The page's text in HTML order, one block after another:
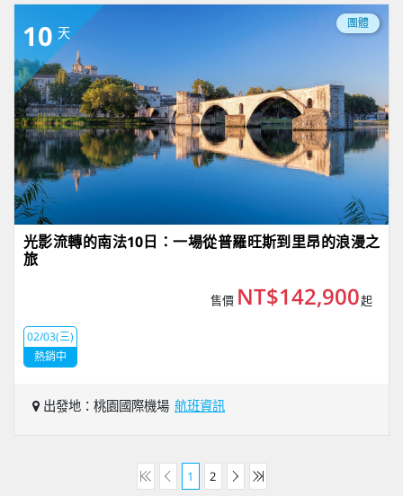
10 天
團體
光影流轉的南法10日：一場從普羅旺斯到里昂的浪漫之
旅
售價 NT$142,900起
02/03(三)
熱銷中
出發地：桃園國際機場 航班資訊
1 2